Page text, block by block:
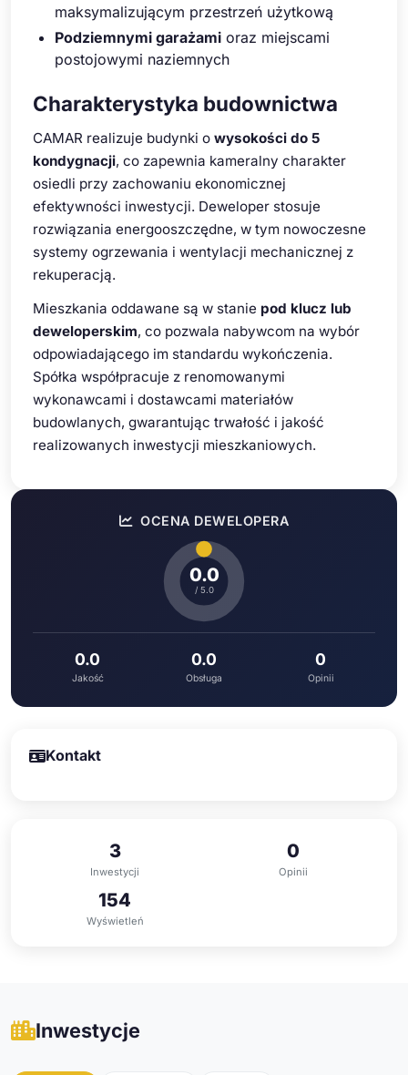
maksymalizującym przestrzeń użytkową
Podziemnymi garażami oraz miejscami
postojowymi naziemnych
Charakterystyka budownictwa
CAMAR realizuje budynki o wysokości do 5
kondygnacji, co zapewnia kameralny charakter
osiedli przy zachowaniu ekonomicznej
efektywności inwestycji. Deweloper stosuje
rozwiązania energooszczędne, w tym nowoczesne
systemy ogrzewania i wentylacji mechanicznej z
rekuperacją.
Mieszkania oddawane są w stanie pod klucz lub
deweloperskim, co pozwala nabywcom na wybór
odpowiadającego im standardu wykończenia.
Spółka współpracuje z renomowanymi
wykonawcami i dostawcami materiałów
budowlanych, gwarantując trwałość i jakość
realizowanych inwestycji mieszkaniowych.
OCENA DEWELOPERA
0.0
/ 5.0
0.0
Jakość
0.0
Obsługa
0
Opinii
Kontakt
3
Inwestycji
0
Opinii
154
Wyświetleń
Inwestycje